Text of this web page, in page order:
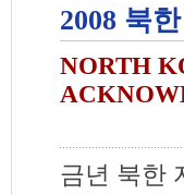
2008 북
NORTH
금년 북한